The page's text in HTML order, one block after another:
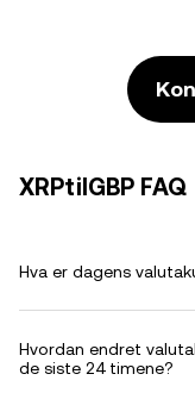
XRPtilGBP FAQ
Hva er dagens
Hvordan endret
de siste 24 timene?